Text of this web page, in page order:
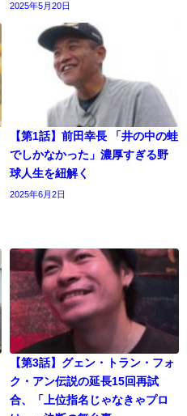
2025年5月20日
【第1話】前田幸長 「井の中の蛙
でしかなかった」濃厚すぎる野
球人生を紐解く
2025年6月2日
【第3話】グェン・トラン・フォ
ク・アン伝説の延長15回再試
合、「上位指名じゃなきゃプロ